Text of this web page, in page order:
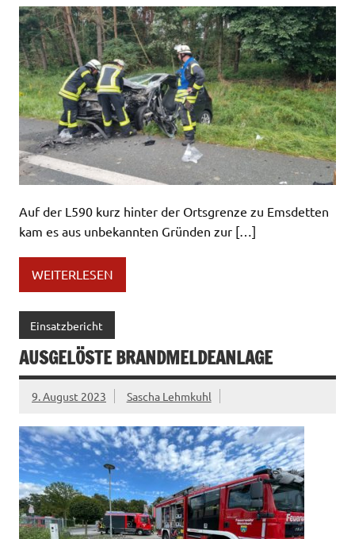
Auf der L590 kurz hinter der Ortsgrenze zu Emsdetten
kam es aus unbekannten Gründen zur […]
WEITERLESEN
Einsatzbericht
AUSGELÖSTE BRANDMELDEANLAGE
9. August 2023 Sascha Lehmkuhl